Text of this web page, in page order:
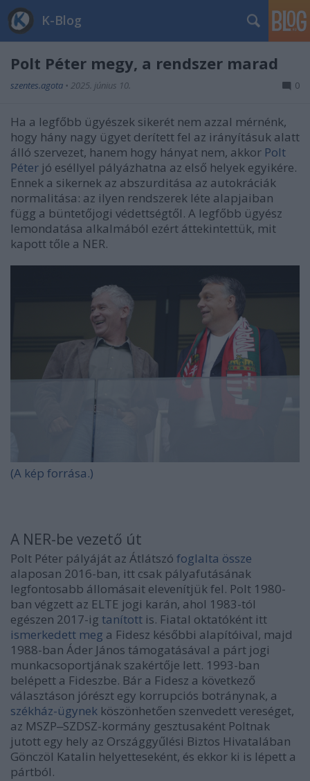
K-Blog
Polt Péter megy, a rendszer marad
szentes.agota • 2025. június 10. 0
Ha a legfőbb ügyészek sikerét nem azzal mérnénk,
hogy hány nagy ügyet derített fel az irányításuk alatt
álló szervezet, hanem hogy hányat nem, akkor Polt
Péter jó eséllyel pályázhatna az első helyek egyikére.
Ennek a sikernek az abszurditása az autokráciák
normalitása: az ilyen rendszerek léte alapjaiban
függ a büntetőjogi védettségtől. A legfőbb ügyész
lemondatása alkalmából ezért áttekintettük, mit
kapott tőle a NER.
(A kép forrása.)
A NER-be vezető út
Polt Péter pályáját az Átlátszó foglalta össze
alaposan 2016-ban, itt csak pályafutásának
legfontosabb állomásait elevenítjük fel. Polt 1980-
ban végzett az ELTE jogi karán, ahol 1983-tól
egészen 2017-ig tanított is. Fiatal oktatóként itt
ismerkedett meg a Fidesz későbbi alapítóival, majd
1988-ban Áder János támogatásával a párt jogi
munkacsoportjának szakértője lett. 1993-ban
belépett a Fideszbe. Bár a Fidesz a következő
választáson jórészt egy korrupciós botránynak, a
székház-ügynek köszönhetően szenvedett vereséget,
az MSZP‒SZDSZ-kormány gesztusaként Poltnak
jutott egy hely az Országgyűlési Biztos Hivatalában
Gönczöl Katalin helyetteseként, és ekkor ki is lépett a
pártból.